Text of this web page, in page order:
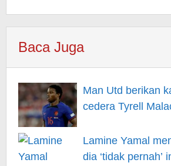
Baca Juga
Man Utd berikan
cedera Tyrell
Lamine Yamal
dia ‘tidak pernah’